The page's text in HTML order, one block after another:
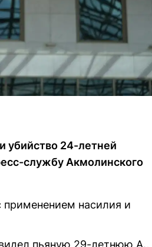
убийство 24-летней
службу Акмолинского
применением насилия и